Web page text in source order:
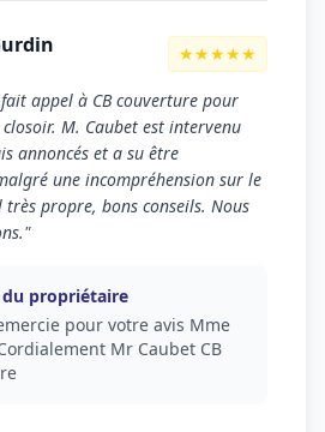
★★★★★
appel à CB couverture pour
M. Caubet est intervenu
annoncés et a su être
une incompréhension sur le
très propre, bons conseils. Nous
du propriétaire
pour votre avis Mme
Mr Caubet CB